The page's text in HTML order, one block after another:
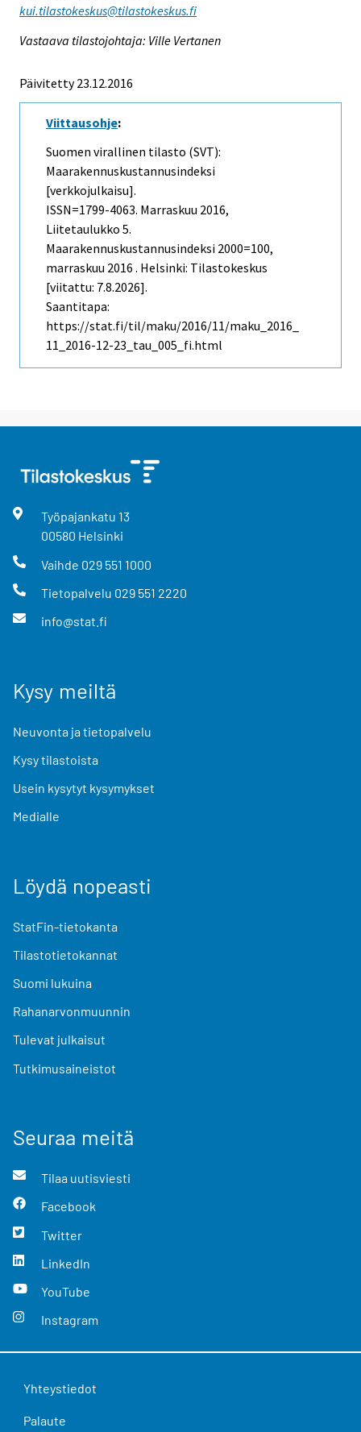
kui.tilastokeskus@tilastokeskus.fi
Vastaava tilastojohtaja: Ville Vertanen
Päivitetty 23.12.2016
Viittausohje:
Suomen virallinen tilasto (SVT):
Maarakennuskustannusindeksi
[verkkojulkaisu].
ISSN=1799-4063. Marraskuu 2016,
Liitetaulukko 5.
Maarakennuskustannusindeksi 2000=100,
marraskuu 2016 . Helsinki: Tilastokeskus
[viitattu: 7.8.2026].
Saantitapa:
https://stat.fi/til/maku/2016/11/maku_2016_
11_2016-12-23_tau_005_fi.html
Työpajankatu 13
00580 Helsinki
Vaihde 029 551 1000
Tietopalvelu 029 551 2220
info@stat.fi
Kysy meiltä
Neuvonta ja tietopalvelu
Kysy tilastoista
Usein kysytyt kysymykset
Medialle
Löydä nopeasti
StatFin-tietokanta
Tilastotietokannat
Suomi lukuina
Rahanarvonmuunnin
Tulevat julkaisut
Tutkimusaineistot
Seuraa meitä
Tilaa uutisviesti
Facebook
Twitter
LinkedIn
YouTube
Instagram
Yhteystiedot
Palaute